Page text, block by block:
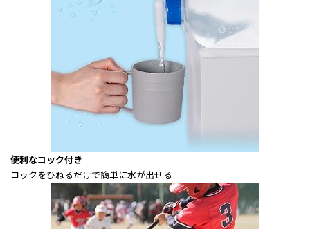
便利なコック付き
コックをひねるだけで簡単に水が出せる